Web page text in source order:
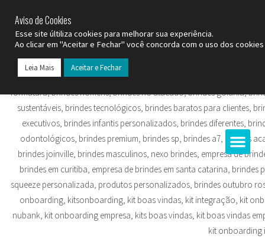
Aviso de Cookies
Esse site últiliza cookies para melhorar sua experiência.
Ao clicar em "Aceitar e Fechar" você concorda com o uso dos
Leia Mais Aceitar e Fechar